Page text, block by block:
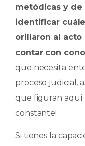
metódicas y de
identificar
orillaron al
contar con
que necesita
proceso judicial,
que figuran aquí.
constante!
Si tienes la